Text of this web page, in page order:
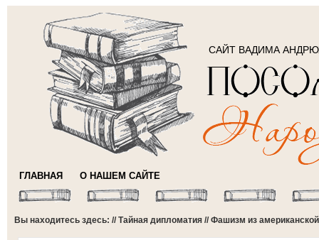
САЙТ ВАДИМА
ГЛАВНАЯ О НАШЕМ САЙТЕ
Вы находитесь здесь: //Тайная дипломатия // Фашизм из